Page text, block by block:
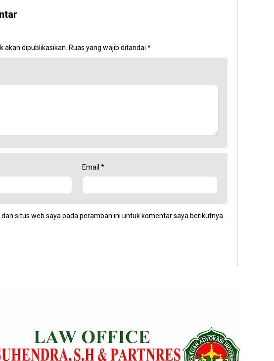
akan dipublikasikan. Ruas yang wajib ditandai *
Email *
situs web saya pada peramban ini untuk komentar saya berikutnya.